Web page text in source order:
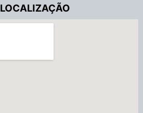
LOCALIZAÇÃO